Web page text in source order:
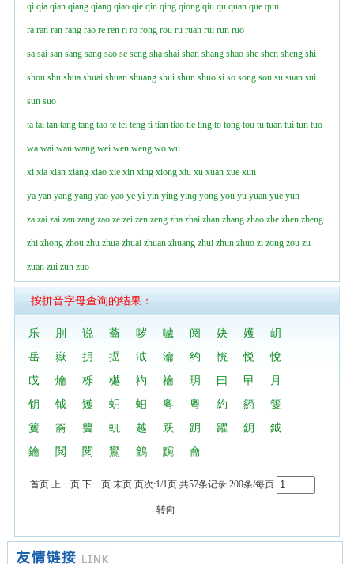
qi qia qian qiang qianɡ qiao qie qin qing qiong qiu qu quan que qun
ra ran ran rang rao re ren ri ro rong rou ru ruan rui run ruo
sa sai san sang sanɡ sao se seng sha shai shan shang shao she shen sheng shi
shou shu shua shuai shuan shuang shui shun shuo si so song sou su suan sui
sun suo
ta tai tan tang tang tao te tei teng ti tian tiao tie ting to tong tou tu tuan tui tun tuo
wa wai wan wang wei wen weng wo wu
xi xia xian xiang xiao xie xin xing xiong xiu xu xuan xue xun
ya yan yang yanɡ yao yao ye yi yin ying yinɡ yong you yu yuan yue yun
za zai zai zan zang zao ze zei zen zeng zha zhai zhan zhang zhao zhe zhen zheng
zhi zhong zhou zhu zhua zhuai zhuan zhuang zhui zhun zhuo zi zong zou zu
zuan zui zun zuo
按拼音字母查询的结果：
乐 刖 说 蘥 哕 噦 阅 妜 嬳
岄
岳
嶽 抈 捳 泧 瀹 约 恱 悦
悅
戉
爚 栎 樾 礿 禴 玥 曰 曱
月
钥
钺 矱 蚏 蚎 粤 粵 約 箹
篗
籆
籥 籰 軏 越 跃 跀 躍 鈅
鉞
鑰
閲 閱 鸑 鸙 黦 龠
首页 上一页 下一页 末页 页次:1/1页 共57条记录 200条/每页
转向